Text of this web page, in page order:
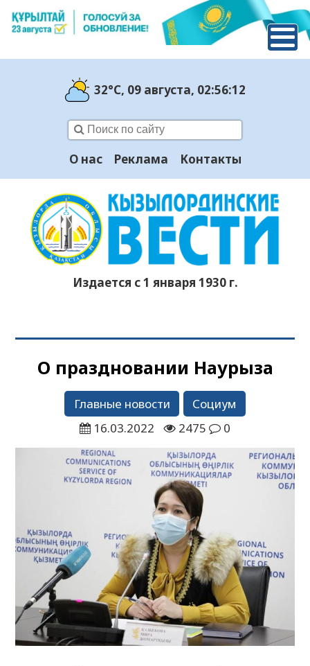
32°C, 09 августа, 02:56:13
О нас Реклама Контакты
Издается с 1 января 1930 г.
О праздновании Наурыза
Главные новости
Социум
16.03.2022
2475 0